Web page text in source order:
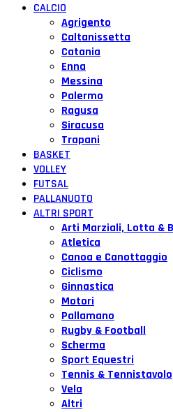
CALCIO
Agrigento
Caltanissetta
Catania
Enna
Messina
Palermo
Ragusa
Siracusa
Trapani
BASKET
VOLLEY
FUTSAL
PALLANUOTO
ALTRI SPORT
Arti Marziali, Lotta &
Atletica
Canoa e Canottaggio
Ciclismo
Ginnastica
Motori
Pallamano
Rugby & Football
Scherma
Sport Equestri
Tennis & Tennistavolo
Vela
Altri